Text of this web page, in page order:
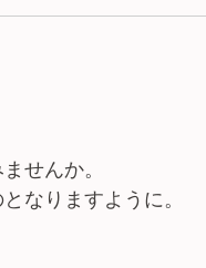
せんか。
なりますように。